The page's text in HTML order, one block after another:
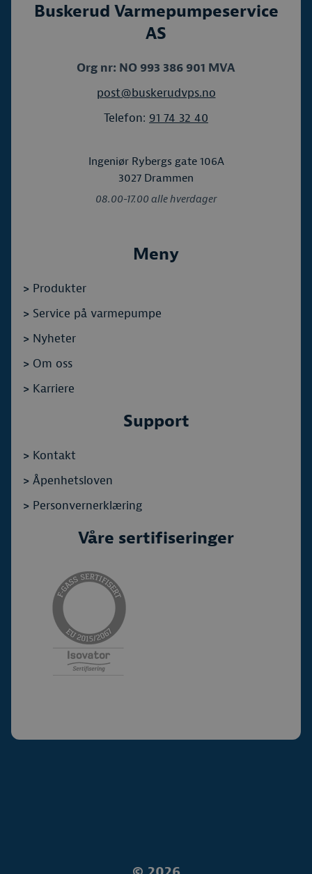
Buskerud Varmepumpeservice
AS
Org nr: NO 993 386 901 MVA
post@buskerudvps.no
Telefon: 91 74 32 40
Ingeniør Rybergs gate 106A
3027 Drammen
08.00-17.00 alle hverdager
Meny
> Produkter
> Service på varmepumpe
> Nyheter
> Om oss
> Karriere
Support
> Kontakt
> Åpenhetsloven
> Personvernerklæring
Våre sertifiseringer